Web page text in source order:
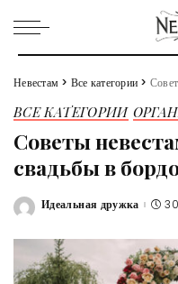
Невестам > Все категории >
ВСЕ КАТЕГОРИИ
Советы
свадьбы в
Posted
Идеальная дружка